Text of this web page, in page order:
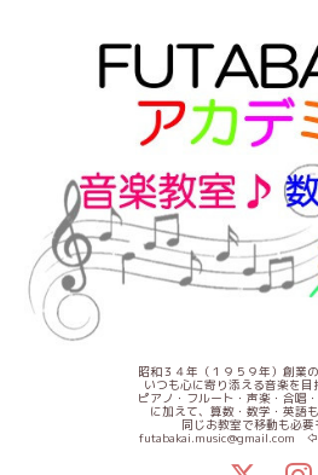
昭和３４年（１９５９年）創業
いつも心に寄り添える音楽を目
ピアノ・フルート・声楽・合唱
に加えて、算数・数学・英語
同じお教室で移動も必
futabakai.music@gmail.com ⇦